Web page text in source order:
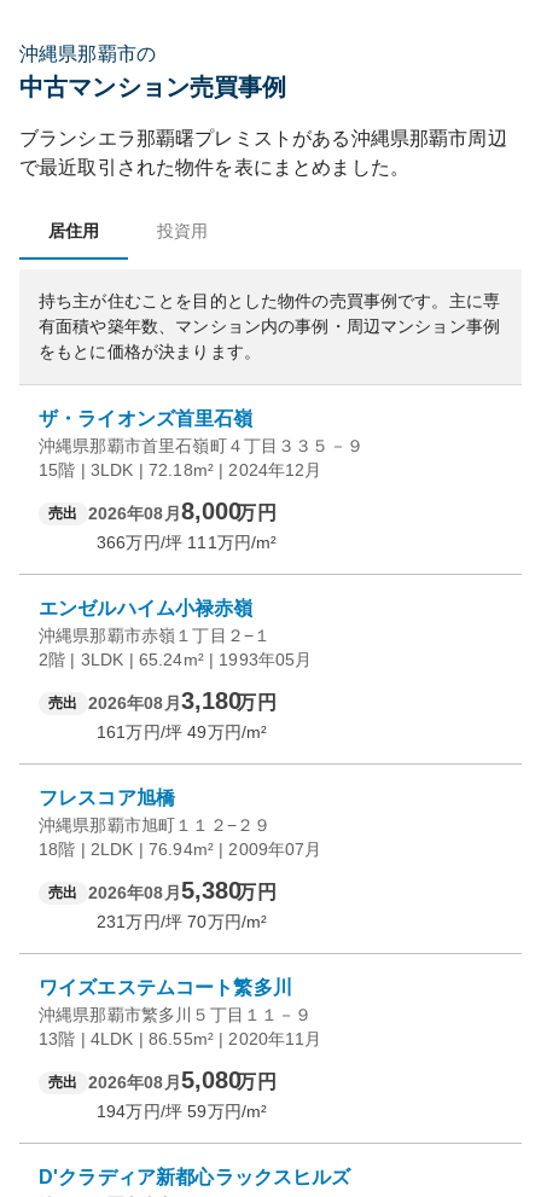
沖縄県那覇市の
中古マンション売買事例
ブランシエラ那覇曙プレミスト がある沖縄県那覇市周辺
で最近取引された物件を表にまとめました。
居住用 投資用
持ち主が住むことを目的とした物件の売買事例です。 主に専
有面積や築年数、マンション内の事例・周辺マンション事例
をもとに価格が決まります。
ザ・ライオンズ首里石嶺
沖縄県那覇市首里石嶺町４丁目３３５－９
15階 | 3LDK | 72.18m² | 2024年12月
売出 2026年08月 8,000万円
366万円/坪 111万円/m²
エンゼルハイム小禄赤嶺
沖縄県那覇市赤嶺１丁目２−１
2階 | 3LDK | 65.24m² | 1993年05月
売出 2026年08月 3,180万円
161万円/坪 49万円/m²
フレスコア旭橋
沖縄県那覇市旭町１１２−２９
18階 | 2LDK | 76.94m² | 2009年07月
売出 2026年08月 5,380万円
231万円/坪 70万円/m²
ワイズエステムコート繁多川
沖縄県那覇市繁多川５丁目１１－９
13階 | 4LDK | 86.55m² | 2020年11月
売出 2026年08月 5,080万円
194万円/坪 59万円/m²
D'クラディア新都心ラックスヒルズ